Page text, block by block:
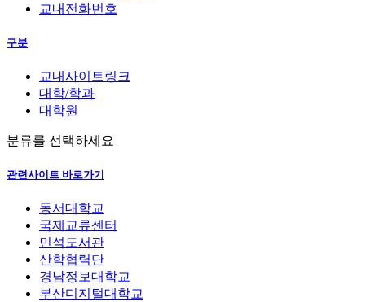
교내전화번호
구분
교내사이트링크
대학/학과
대학원
분류를 선택하세요
관련사이트 바로가기
동서대학교
국제교류센터
민석도서관
산학협력단
경남정보대학교
부산디지털대학교